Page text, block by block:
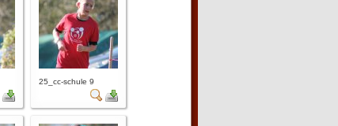
25_cc-schule 9